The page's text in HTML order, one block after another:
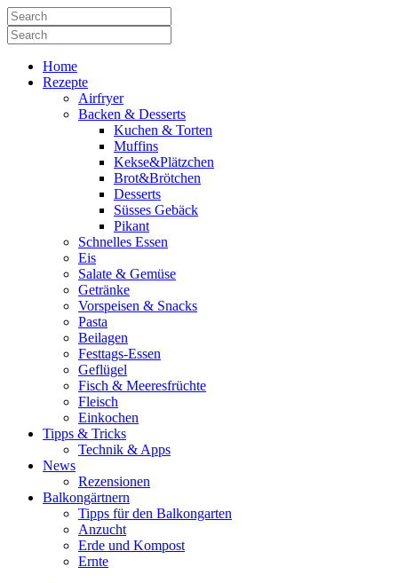
Home
Rezepte
Airfryer
Backen & Desserts
Kuchen & Torten
Muffins
Kekse&Plätzchen
Brot&Brötchen
Desserts
Süsses Gebäck
Pikant
Schnelles Essen
Eis
Salate & Gemüse
Getränke
Vorspeisen & Snacks
Pasta
Beilagen
Festtags-Essen
Geflügel
Fisch & Meeresfrüchte
Fleisch
Einkochen
Tipps & Tricks
Technik & Apps
News
Rezensionen
Balkongärtnern
Tipps für den Balkongarten
Anzucht
Erde und Kompost
Ernte